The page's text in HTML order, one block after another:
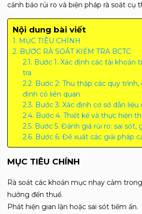
cảnh báo rủi ro và biện pháp rà soát cụ
Nội dung bài viết
MỤC TIÊU CHÍNH
BƯỚC RÀ SOÁT KIỂM TRA BCTC
Bước 1. Xác định các tài khoản
tra
Bước 2: Thu thập các quy trình,
định có liên quan
Bước 3: Xác định cơ sở dẫn liệu
Bước 4. Thiết kế và thực hiện
Bước 5. Đánh giá rủi ro: sai sót,
Bước 6. Đề xuất các giải pháp
MỤC TIÊU CHÍNH
Rà soát các khoản mục nhạy cảm
hưởng đến thuế.
Phát hiện gian lận hoặc sai sót tiềm ẩn.